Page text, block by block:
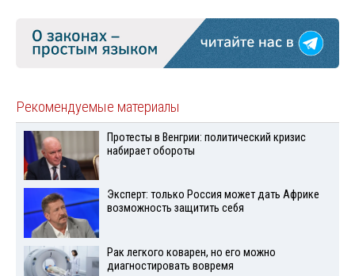
Рекомендуемые материалы
Протесты в Венгрии: политический кризис
набирает обороты
Эксперт: только Россия может дать Африке
возможность защитить себя
Рак легкого коварен, но его можно
диагностировать вовремя